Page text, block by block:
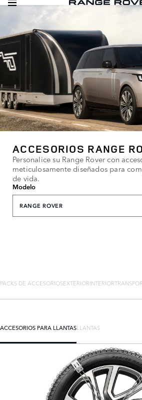
ACCESORIOS RANGE
Personalice su Range Rover con
meticulosamente diseñados para
de vida.
Modelo
RANGE ROVER
PACKS DE ACCESORIOSEXTERIORINTERIOR
ACCESORIOS PARA LLANTASLLANTAS